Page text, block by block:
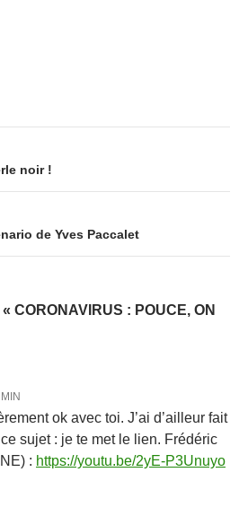
noir !
de Yves Paccalet
CORONAVIRUS : POUCE, ON
ok avec toi. J’ai d’ailleur fait
sujet : je te met le lien. Frédéric
: https://youtu.be/2yE-P3Unuyo